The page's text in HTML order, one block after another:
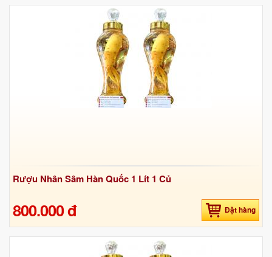
Rượu Nhân Sâm Hàn Quốc 1 Lít 1 Củ
800.000 đ Đặt hàng